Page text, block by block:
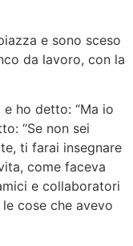
e sono sceso
da lavoro, con la
ho detto: “Ma io
“Se non sei
ti farai insegnare
come faceva
e collaboratori
cose che avevo